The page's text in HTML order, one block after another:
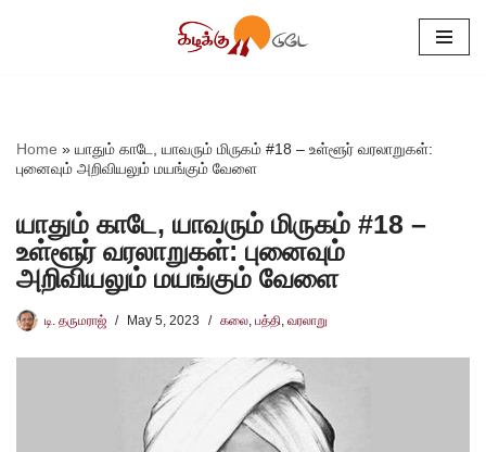
Home » யாதும் காடே, யாவரும் மிருகம் #18 – உள்ளூர் வரலாறுகள்:
புனைவும் அறிவியலும் மயங்கும் வேளை
யாதும் காடே, யாவரும் மிருகம் #18 –
உள்ளூர் வரலாறுகள்: புனைவும்
அறிவியலும் மயங்கும் வேளை
டி. தருமராஜ் May 5, 2023 கலை பத்தி வரலாறு